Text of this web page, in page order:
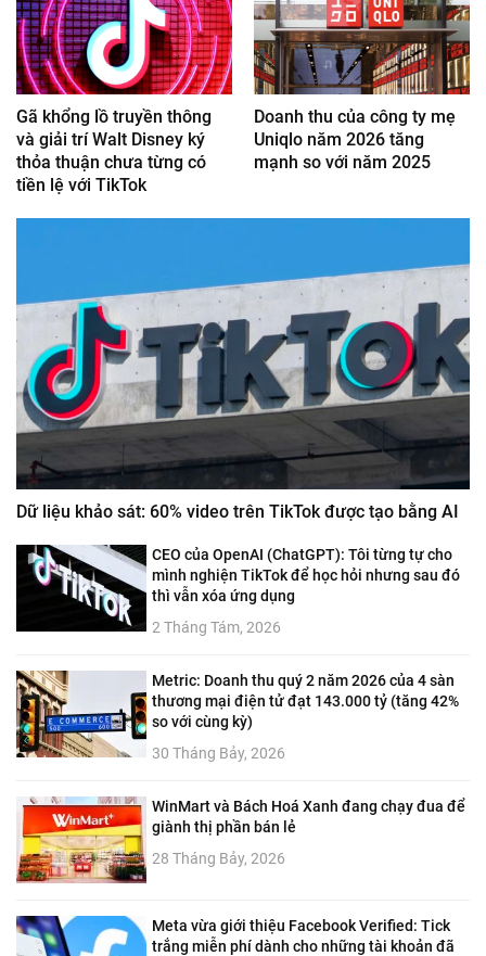
Gã khổng lồ truyền thông
và giải trí Walt Disney ký
thỏa thuận chưa từng có
tiền lệ với TikTok
Doanh thu của công ty mẹ
Uniqlo năm 2026 tăng
mạnh so với năm 2025
Dữ liệu khảo sát: 60% video trên TikTok được tạo bằng AI
CEO của OpenAI (ChatGPT): Tôi từng tự cho
mình nghiện TikTok để học hỏi nhưng sau đó
thì vẫn xóa ứng dụng
2 Tháng Tám, 2026
Metric: Doanh thu quý 2 năm 2026 của 4 sàn
thương mại điện tử đạt 143.000 tỷ (tăng 42%
so với cùng kỳ)
30 Tháng Bảy, 2026
WinMart và Bách Hoá Xanh đang chạy đua để
giành thị phần bán lẻ
28 Tháng Bảy, 2026
Meta vừa giới thiệu Facebook Verified: Tick
trắng miễn phí dành cho những tài khoản đã